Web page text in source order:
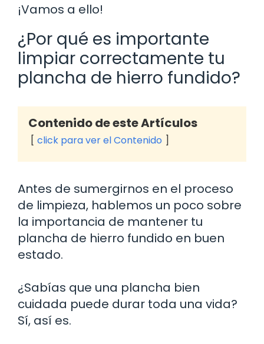
¡Vamos a ello!
¿Por qué es importante
limpiar correctamente tu
plancha de hierro fundido?
Contenido de este Artículos
click para ver el Contenido
Antes de sumergirnos en el proceso
de limpieza, hablemos un poco sobre
la importancia de mantener tu
plancha de hierro fundido en buen
estado.
¿Sabías que una plancha bien
cuidada puede durar toda una vida?
Sí, así es.